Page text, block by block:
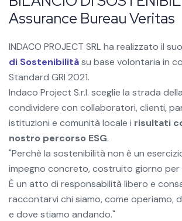
Assurance Bureau Veritas
INDACO PROJECT SRL ha realizzato il
di Sostenibilitàsu base volontaria in
Standard GRI 2021.
Indaco Project S.r.l. sceglie la strada
condividere con collaboratori, clienti,
istituzioni e comunità locale i risultati
nostro percorso ESG.
"Perchè la sostenibilità non è un
impegno concreto, costruito giorno per
È un atto di responsabilità libero e
raccontarvi chi siamo, come operiamo,
e dove stiamo andando."